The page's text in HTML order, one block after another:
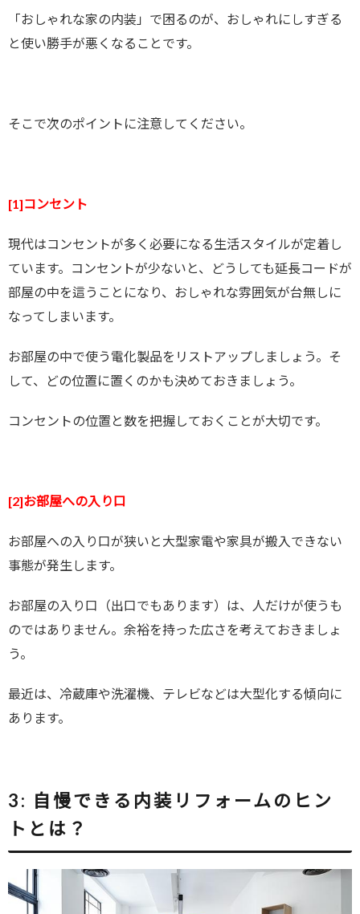
「おしゃれな家の内装」で困るのが、おしゃれにしすぎる
と使い勝手が悪くなることです。
そこで次のポイントに注意してください。
[1]コンセント
現代はコンセントが多く必要になる生活スタイルが定着し
ています。コンセントが少ないと、どうしても延長コードが
部屋の中を這うことになり、おしゃれな雰囲気が台無しに
なってしまいます。
お部屋の中で使う電化製品をリストアップしましょう。そ
して、どの位置に置くのかも決めておきましょう。
コンセントの位置と数を把握しておくことが大切です。
[2]お部屋への入り口
お部屋への入り口が狭いと大型家電や家具が搬入できない
事態が発生します。
お部屋の入り口（出口でもあります）は、人だけが使うも
のではありません。余裕を持った広さを考えておきましょ
う。
最近は、冷蔵庫や洗濯機、テレビなどは大型化する傾向に
あります。
3: 自慢できる内装リフォームのヒン
トとは？